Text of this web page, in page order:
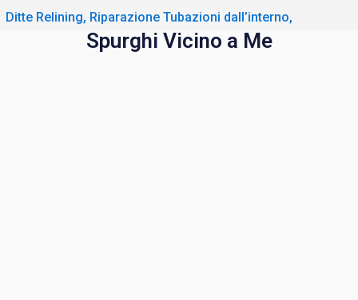
Ditte Relining, Riparazione Tubazioni dall’interno,
Spurghi Vicino a Me